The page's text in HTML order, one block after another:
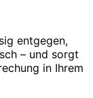
entgegen,
– und sorgt
in Ihrem